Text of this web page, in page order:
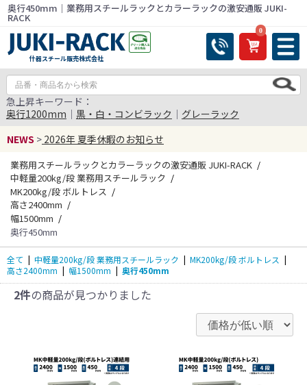
奥行450mm｜業務用スチールラックとカラーラックの激安通販 JUKI-
RACK
什器スチール販売株式会社
0
急上昇キーワード：
奥行1200mm ｜ 黒・白・コンビラック ｜ グレーラック
NEWS > 2026年 夏季休暇のお知らせ
業務用スチールラックとカラーラックの激安通販 JUKI-RACK
中軽量200kg/段 業務用スチールラック
MK200kg/段 ボルトレス
高さ2400mm
幅1500mm
奥行450mm
全て | 中軽量200kg/段 業務用スチールラック | MK200kg/段 ボルトレス |
高さ2400mm | 幅1500mm | 奥行450mm
2件の商品が見つかりました